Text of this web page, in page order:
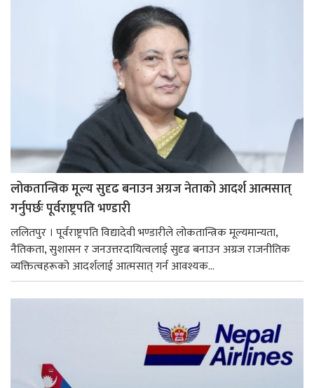
लोकतान्त्रिक मूल्य सुदृढ बनाउन अग्रज नेताको आदर्श आत्मसात्
गर्नुपर्छः पूर्वराष्ट्रपति भण्डारी
ललितपुर । पूर्वराष्ट्रपति विद्यादेवी भण्डारीले लोकतान्त्रिक मूल्यमान्यता,
नैतिकता, सुशासन र जनउत्तरदायित्वलाई सुदृढ बनाउन अग्रज राजनीतिक
व्यक्तित्वहरूको आदर्शलाई आत्मसात् गर्न आवश्यक...